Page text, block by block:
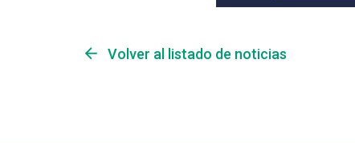
arrow_back Volver al listado de noticias